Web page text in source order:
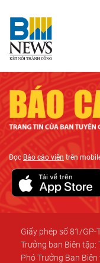
ĐọcBáo cáo viên trên
Giấy phép số 81/GP-
Trưởng ban Biên tập:
Phó Trưởng Ban